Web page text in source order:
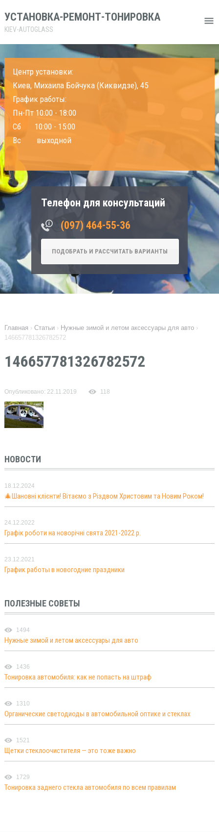
УСТАНОВКА-РЕМОНТ-ТОНИРОВКА
KIEV-AUTOGLASS
Центр установки:
Киев, Михаила Бойчука (Киквидзе), 45
График работы:
Пн-Пт 10:00 - 18:00
Сб 10:00 - 15:00
Вс выходной
Телефон для консультаций
‎(097) 464-55-36
ПОДОБРАТЬ И РАССЧИТАТЬ ВАРИАНТЫ
Главная › Статьи› Нужные зимой и летом аксессуары для авто›
146657781326782572
146657781326782572
Опубликовано: 22.11.2019 118
НОВОСТИ
18.12.2024
🎄Шановні клієнти! Вітаємо з Різдвом Христовим та Новим Роком!
24.12.2022
Графік роботи на новорічні свята 2021-2022 р.
23.12.2021
График работы в новогодние праздники
ПОЛЕЗНЫЕ СОВЕТЫ
1494
Нужные зимой и летом аксессуары для авто
1436
Тонировка автомобиля: как не попасть на штраф
1310
Органические светодиоды в автомобильной оптике и стеклах
1521
Щетки стеклоочистителя — это тоже важно
1729
Тонировка заднего стекла автомобиля по всем правилам